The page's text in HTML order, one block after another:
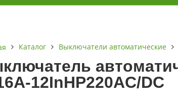
Каталог Выключатели автоматические
12InНР220AC/DC